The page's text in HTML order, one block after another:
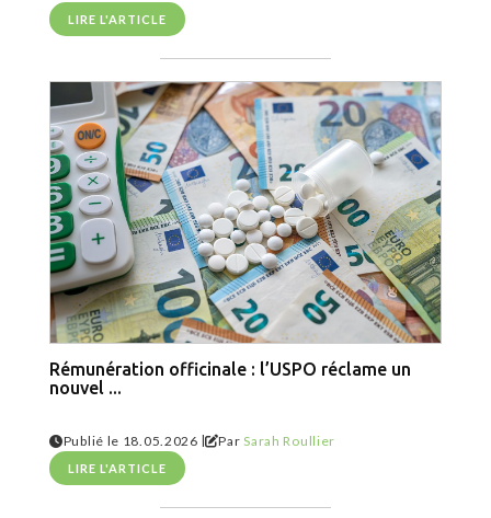
LIRE L'ARTICLE
Rémunération officinale : l’USPO réclame un
nouvel ...
Publié le 18.05.2026 | ParSarah Roullier
LIRE L'ARTICLE